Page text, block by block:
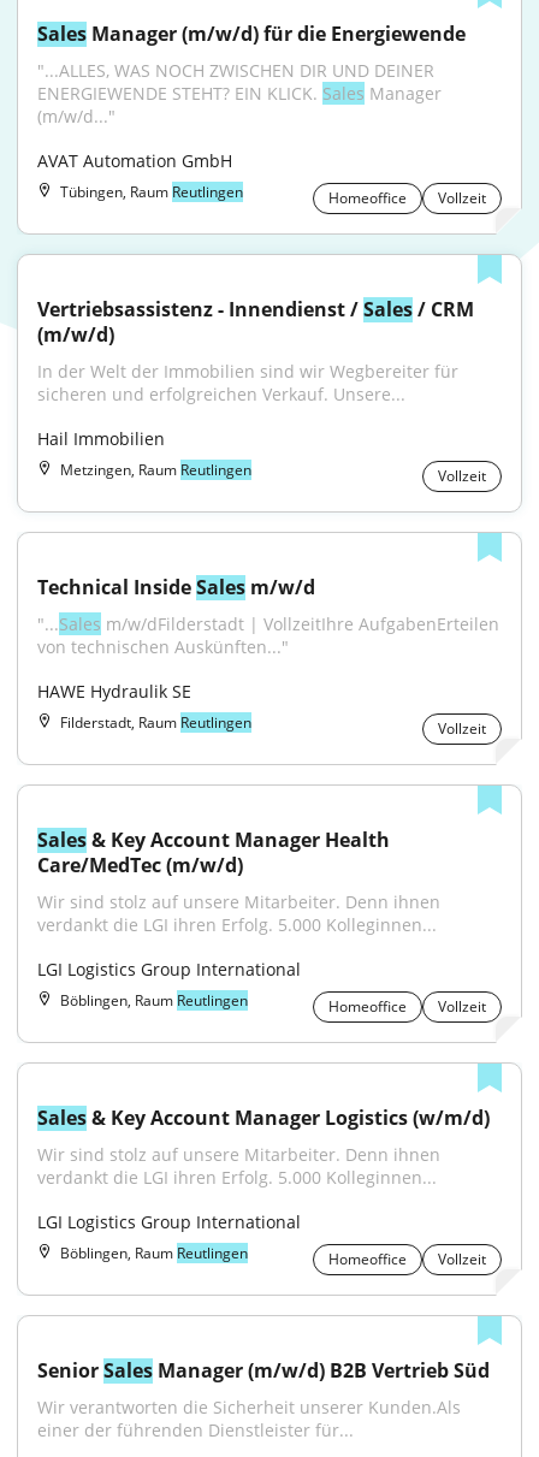
Sales Manager (m/w/d) für die Energiewende
"...ALLES, WAS NOCH ZWISCHEN DIR UND DEINER
ENERGIEWENDE STEHT? EIN KLICK. Sales Manager
(m/w/d..."
AVAT Automation GmbH
Tübingen, Raum Reutlingen Homeoffice Vollzeit
Vertriebsassistenz - Innendienst / Sales / CRM
(m/w/d)
In der Welt der Immobilien sind wir Wegbereiter für
sicheren und erfolgreichen Verkauf. Unsere...
Hail Immobilien
Metzingen, Raum Reutlingen Vollzeit
Technical Inside Sales m/w/d
"...Sales m/w/dFilderstadt | VollzeitIhre AufgabenErteilen
von technischen Auskünften..."
HAWE Hydraulik SE
Filderstadt, Raum Reutlingen Vollzeit
Sales & Key Account Manager Health
Care/MedTec (m/w/d)
Wir sind stolz auf unsere Mitarbeiter. Denn ihnen
verdankt die LGI ihren Erfolg. 5.000 Kolleginnen...
LGI Logistics Group International
Böblingen, Raum Reutlingen Homeoffice Vollzeit
Sales & Key Account Manager Logistics (w/m/d)
Wir sind stolz auf unsere Mitarbeiter. Denn ihnen
verdankt die LGI ihren Erfolg. 5.000 Kolleginnen...
LGI Logistics Group International
Böblingen, Raum Reutlingen Homeoffice Vollzeit
Senior Sales Manager (m/w/d) B2B Vertrieb Süd
Wir verantworten die Sicherheit unserer Kunden.Als
einer der führenden Dienstleister für...